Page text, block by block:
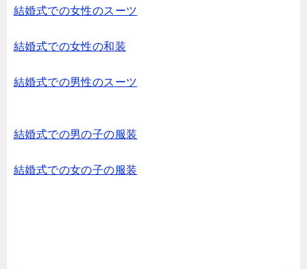
結婚式での女性のスーツ
結婚式での女性の和装
結婚式での男性のスーツ
結婚式での男の子の服装
結婚式での女の子の服装